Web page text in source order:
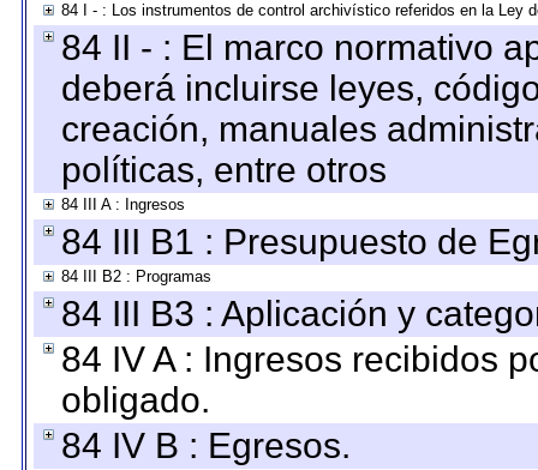
84 I - : Los instrumentos de control archivístico referidos en la Ley
84 II - : El marco normativo
deberá incluirse leyes,
creación, manuales
políticas, entre otros
84 III A : Ingresos
84 III B1 : Presupuesto de
84 III B2 : Programas
84 III B3 : Aplicación y
84 IV A : Ingresos recibidos
obligado.
84 IV B : Egresos.